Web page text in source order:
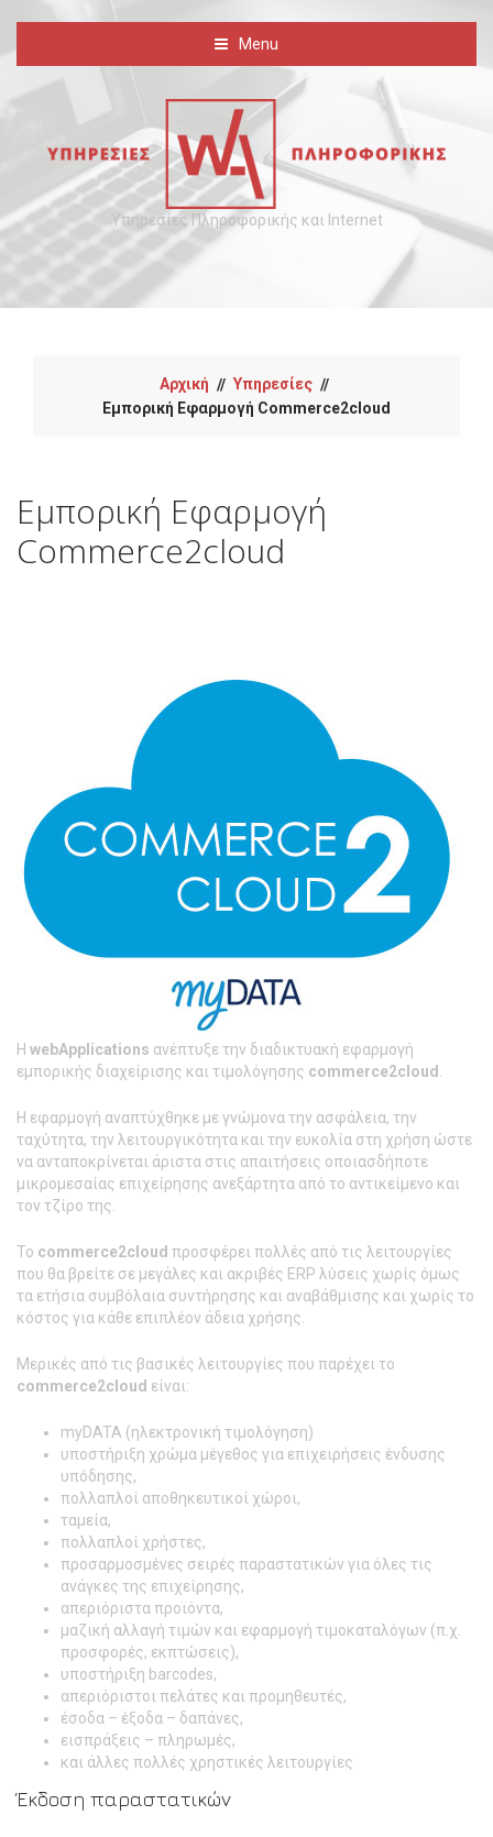
Menu
Υπηρεσίες Πληροφορικής και Internet
Αρχική // Υπηρεσίες //
Εμπορική Εφαρμογή Commerce2cloud
Εμπορική Εφαρμογή
Commerce2cloud
Η webApplications ανέπτυξε την διαδικτυακή εφαρμογή
εμπορικής διαχείρισης και τιμολόγησης commerce2cloud
Η εφαρμογή αναπτύχθηκε με γνώμονα την ασφάλεια, την
ταχύτητα, την λειτουργικότητα και την ευκολία στη χρήση ώστε
να ανταποκρίνεται άριστα στις απαιτήσεις οποιασδήποτε
μικρομεσαίας επιχείρησης ανεξάρτητα από το αντικείμενο και
τον τζίρο της.
Το commerce2cloud προσφέρει πολλές από τις λειτουργίες
που θα βρείτε σε μεγάλες και ακριβές ERP λύσεις χωρίς όμως
τα ετήσια συμβόλαια συντήρησης και αναβάθμισης και χωρίς το
κόστος για κάθε επιπλέον άδεια χρήσης.
Μερικές από τις βασικές λειτουργίες που παρέχει το
commerce2cloud είναι:
myDATA (ηλεκτρονική τιμολόγηση)
υποστήριξη χρώμα μέγεθος για επιχειρήσεις ένδυσης
υπόδησης,
πολλαπλοί αποθηκευτικοί χώροι,
ταμεία,
πολλαπλοί χρήστες,
προσαρμοσμένες σειρές παραστατικών για όλες τις
ανάγκες της επιχείρησης,
απεριόριστα προϊόντα,
μαζική αλλαγή τιμών και εφαρμογή τιμοκαταλόγων (π.χ.
προσφορές, εκπτώσεις),
υποστήριξη barcodes,
απεριόριστοι πελάτες και προμηθευτές,
έσοδα – έξοδα – δαπάνες,
εισπράξεις – πληρωμές,
και άλλες πολλές χρηστικές λειτουργίες
Έκδοση παραστατικών